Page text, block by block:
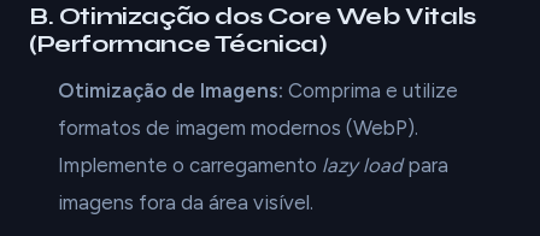
B. Otimização dos Core Web Vitals
(Performance Técnica)
Otimização de Imagens: Comprima e utilize
formatos de imagem modernos (WebP).
Implemente o carregamento lazy loadpara
imagens fora da área visível.